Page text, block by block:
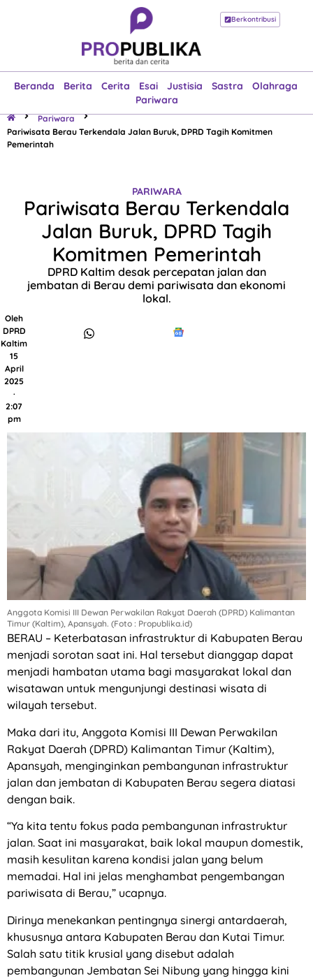
Berkontribusi
Beranda Berita Cerita Esai Justisia Sastra
Olahraga
Pariwara
Beranda
Esai
Justisia
Sastra
Olahraga
Pariwara
Pariwara
Pariwisata Berau Terkendala Jalan Buruk, DPRD Tagih Komitmen
Pemerintah
PARIWARA
Pariwisata Berau Terkendala
Jalan Buruk, DPRD Tagih
Komitmen Pemerintah
DPRD Kaltim desak percepatan jalan dan
jembatan di Berau demi pariwisata dan ekonomi
lokal.
Oleh
DPRD
Kaltim
15
April
2025
·
2:07
pm
Anggota Komisi III Dewan Perwakilan Rakyat Daerah (DPRD) Kalimantan
Timur (Kaltim), Apansyah. (Foto : Propublika.id)
BERAU – Keterbatasan infrastruktur di Kabupaten Berau
menjadi sorotan saat ini. Hal tersebut dianggap dapat
menjadi hambatan utama bagi masyarakat lokal dan
wisatawan untuk mengunjungi destinasi wisata di
wilayah tersebut.
Maka dari itu, Anggota Komisi III Dewan Perwakilan
Rakyat Daerah (DPRD) Kalimantan Timur (Kaltim),
Apansyah, menginginkan pembangunan infrastruktur
jalan dan jembatan di Kabupaten Berau segera diatasi
dengan baik.
“Ya kita tentu fokus pada pembangunan infrastruktur
jalan. Saat ini masyarakat, baik lokal maupun domestik,
masih kesulitan karena kondisi jalan yang belum
memadai. Hal ini jelas menghambat pengembangan
pariwisata di Berau,” ucapnya.
Dirinya menekankan pentingnya sinergi antardaerah,
khususnya antara Kabupaten Berau dan Kutai Timur.
Salah satu titik krusial yang disebut adalah
pembangunan Jembatan Sei Nibung yang hingga kini